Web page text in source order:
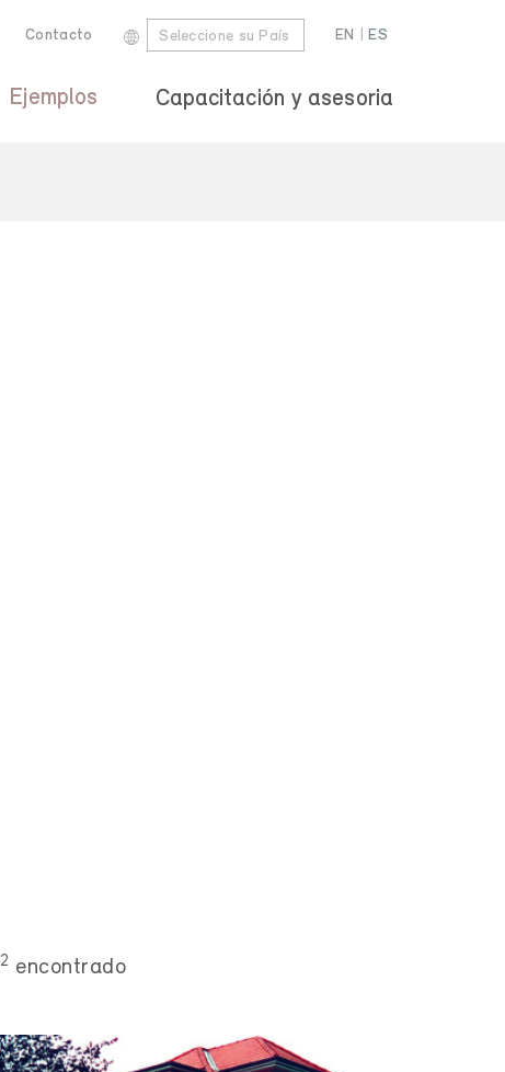
Ejemplos Capacitación y asesoria
Contacto Seleccione su País EN ES
2 encontrado